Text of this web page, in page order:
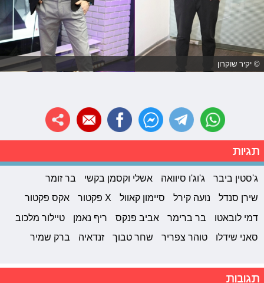
© יקיר שוקרון
תגיות
ג'סטין ביבר ג'וג'ו סיוואה אשלי וקסמן בקשי
בר זומר
שירן סנדל
נועה קירל סיימון קאוול X פקטור
אקס פקטור
דמי לובאטו
בר ברימר אביב פנקס ריף נאמן
טיילור מלכוב
סאני שידלו
טוהר צפריר שחר טבוך זנדאיה ברק שמיר
תגובות